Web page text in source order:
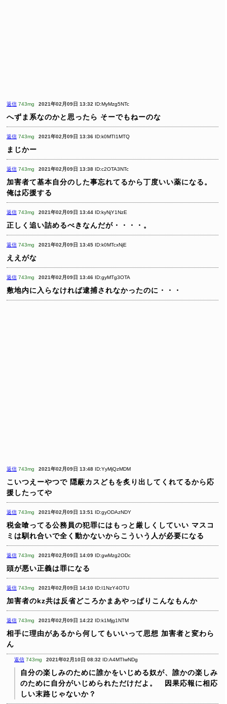
返信 743mg 2021年02月09日 13:32 ID:MyMzg5NTc
へずま系なのかと思ったら そーでもねーのな
返信 743mg 2021年02月09日 13:36 ID:k0MTI1MTQ
まじかー
返信 743mg 2021年02月09日 13:38 ID:c2OTA3NTc
加害者て基本自分のした事忘れてるから丁度いい薬になる。
俺は応援する
返信 743mg 2021年02月09日 13:44 ID:kyNjY1NzE
正しく追い詰めるべきなんだが・・・・。
返信 743mg 2021年02月09日 13:45 ID:k0MTcxNjE
ええがな
返信 743mg 2021年02月09日 13:46 ID:gyMTg3OTA
敷地内に入らなければ逮捕されなかったのに・・・
返信 743mg 2021年02月09日 13:48 ID:YyMjQzMDM
こいつえーやつで 隠蔽カスどもを炙り出してくれてるから応
援したってや
返信 743mg 2021年02月09日 13:51 ID:gyODAzNDY
税金喰ってる公務員の犯罪にはもっと厳しくしていい マスコ
ミは馴れ合いで全く動かないからこういう人が必要になる
返信 743mg 2021年02月09日 14:09 ID:gwMzg2ODc
頭が悪い正義は罪になる
返信 743mg 2021年02月09日 14:10 ID:I1NzY4OTU
加害者のkz共は反省どころかまあやっぱりこんなもんか
返信 743mg 2021年02月09日 14:22 ID:k1Mjg1NTM
相手に理由があるから何してもいいって思想 加害者と変わら
ん
返信 743mg 2021年02月10日 08:32 ID:A4MTIwNDg
自分の楽しみのために誰かをいじめる奴が、誰かの楽しみ
のために自分がいじめられただけだよ。 因果応報に相応
しい末路じゃないか？